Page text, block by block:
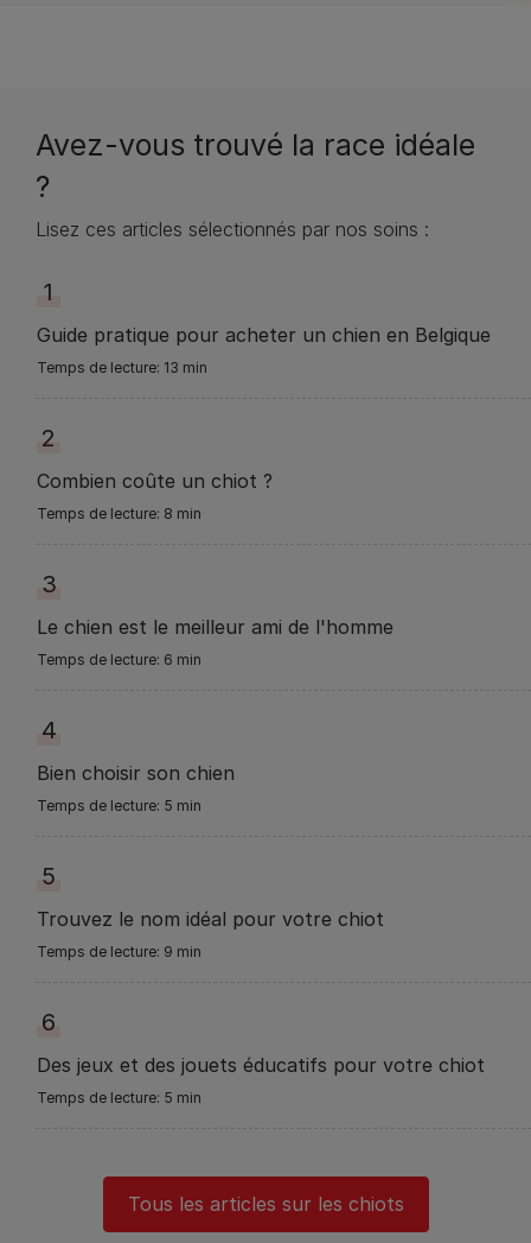
Avez-vous trouvé la race idéale
?
Lisez ces articles sélectionnés par nos soins :
1
Guide pratique pour acheter un chien en Belgique
13 min
2
Combien coûte un chiot ?
8 min
3
Le chien est le meilleur ami de l'homme
6 min
4
Bien choisir son chien
5 min
5
Trouvez le nom idéal pour votre chiot
9 min
6
Des jeux et des jouets éducatifs pour votre chiot
5 min
Tous les articles sur les chiots